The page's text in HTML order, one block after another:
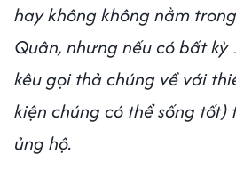
hay không không nằm
Quân, nhưng nếu có bất kỳ
kêu gọi thả chúng về với
kiện chúng có thể sống tốt)
ủng hộ.